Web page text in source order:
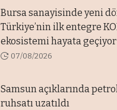
Bursa sanayisinde yeni
Türkiye’nin ilk entegre
ekosistemi hayata geçiyor
07/08/2026
Samsun açıklarında
ruhsatı uzatıldı